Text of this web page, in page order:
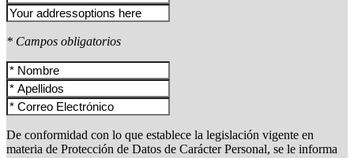
* Campos obligatorios
De conformidad con lo que establece la legislación vigente en
materia de Protección de Datos de Carácter Personal, se le informa